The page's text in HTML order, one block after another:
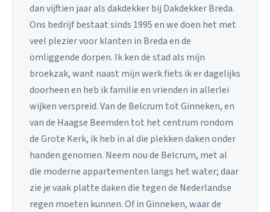
dan vijftien jaar als dakdekker bij Dakdekker Breda.
Ons bedrijf bestaat sinds 1995 en we doen het met
veel plezier voor klanten in Breda en de
omliggende dorpen. Ik ken de stad als mijn
broekzak, want naast mijn werk fiets ik er dagelijks
doorheen en heb ik familie en vrienden in allerlei
wijken verspreid. Van de Belcrum tot Ginneken, en
van de Haagse Beemden tot het centrum rondom
de Grote Kerk, ik heb in al die plekken daken onder
handen genomen. Neem nou de Belcrum, met al
die moderne appartementen langs het water; daar
zie je vaak platte daken die tegen de Nederlandse
regen moeten kunnen. Of in Ginneken, waar de